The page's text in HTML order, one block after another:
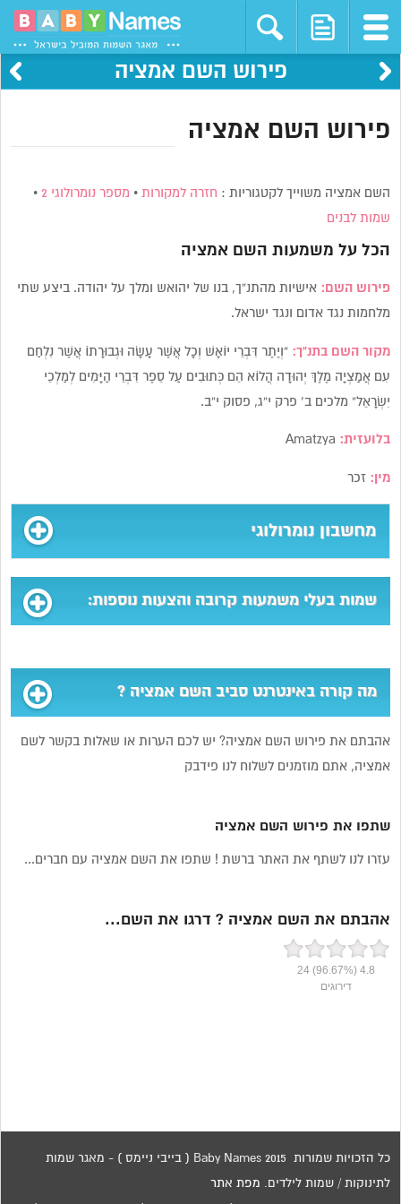
פירוש השם אמציה
פירוש השם אמציה
השם אמציה משוייך לקטגוריות : חזרה למקורות • מספר נומרולוגי 2 •
שמות לבנים
הכל על משמעות השם אמציה
פירוש השם: אישיות מהתנ”ך, בנו של יהואש ומלך על יהודה. ביצע שתי
מלחמות נגד אדום ונגד ישראל.
מקור השם בתנ”ך: “וְיֶתֶר דִּבְרֵי יוֹאָשׁ וְכָל אֲשֶׁר עָשָׂה וּגְבוּרָתוֹ אֲשֶׁר נִלְחַם
עִם אֲמַצְיָה מֶלֶךְ יְהוּדָה הֲלוֹא הֵם כְּתוּבִים עַל סֵפֶר דִּבְרֵי הַיָּמִים לְמַלְכֵי
יִשְׂרָאֵל” מלכים ב’ פרק י”ג, פסוק י”ב.
בלועזית:
מין: זכר
מחשבון נומרולוגי
שמות בעלי משמעות קרובה והצעות נוספות:
מה קורה באינטרנט סביב השם אמציה ?
אהבתם את פירוש השם אמציה? יש לכם הערות או שאלות בקשר לשם
אמציה, אתם מוזמנים לשלוח לנו פידבק
שתפו את פירוש השם אמציה
עזרו לנו לשתף את האתר ברשת ! שתפו את השם אמציה עם חברים...
אהבתם את השם אמציה ? דרגו את השם...
4.8
(96.67%)
24
דירוגים
כל הזכויות שמורות 2015 Baby Names ( בייבי ניימס ) - מאגר שמות
לתינוקות / שמות לילדים. מפת אתר